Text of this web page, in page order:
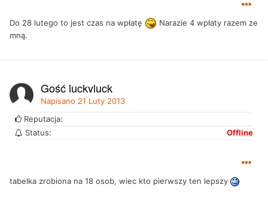
Do 28 lutego to jest czas na wpłatę
Narazie 4 wpłaty razem ze
mną.
Gość luckyluck
Napisano 21 Luty 2013
Reputacja:
Status:
Offline
tabelka zrobiona na 18 osob, wiec kto pierwszy ten lepszy